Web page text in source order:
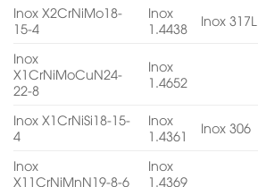
Inox X2CrNiMo18-
15-4
Inox
1.4438
Inox 317L
Inox
X1CrNiMoCuN24-
22-8
Inox
1.4652
Inox X1CrNiSi18-15-
4
Inox
1.4361
Inox 306
Inox
X11CrNiMnN19-8-6
Inox
1.4369